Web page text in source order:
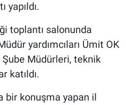
yapıldı.
toplantı salonunda
yardımcıları Ümit OK
Şube Müdürleri, teknik
katıldı.
bir konuşma yapan il